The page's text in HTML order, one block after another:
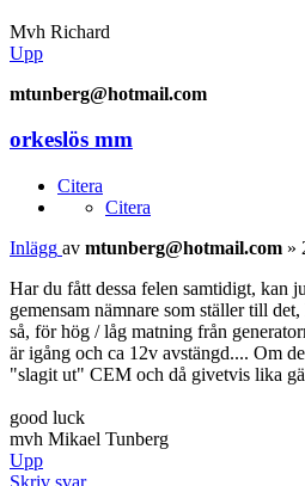
Mvh Richard
Upp
mtunberg@hotmail.com
orkeslös mm
Citera
Citera
Inlägg av mtunberg@hotmail.com »
Har du fått dessa felen samtidigt, kan
gemensam nämnare som ställer till
så, för hög / låg matning från
är igång och ca 12v avstängd.... Om
"slagit ut" CEM och då givetvis lika
good luck
mvh Mikael Tunberg
Upp